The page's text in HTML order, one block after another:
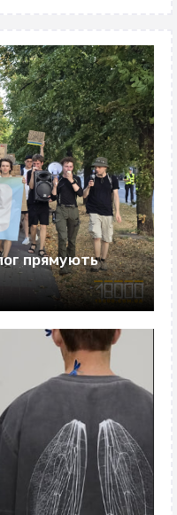
прямують